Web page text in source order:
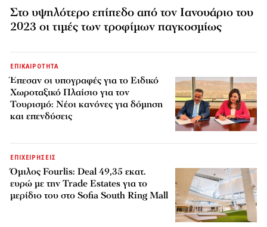
Στο υψηλότερο επίπεδο από τον Ιανουάριο του
2023 οι τιμές των τροφίμων παγκοσμίως
ΕΠΙΚΑΙΡΟΤΗΤΑ
Έπεσαν οι υπογραφές για το Ειδικό
Χωροταξικό Πλαίσιο για τον
Τουρισμό: Νέοι κανόνες για δόμηση
και επενδύσεις
ΕΠΙΧΕΙΡΗΣΕΙΣ
Όμιλος Fourlis: Deal 49,35 εκατ.
ευρώ με την Trade Estates για το
μερίδιο του στο Sofia South Ring Mall